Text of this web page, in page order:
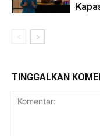
TINGGALKAN